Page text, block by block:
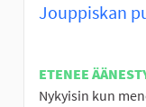
Jouppiskan
ETENEE
Nykyisin kun